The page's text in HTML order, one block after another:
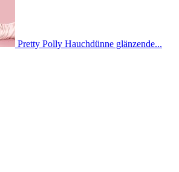
Pretty Polly Hauchdünne glänzende...